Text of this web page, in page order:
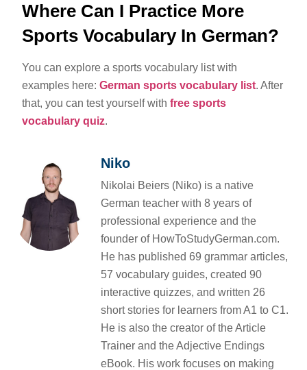
Where Can I Practice More
Sports Vocabulary In German?
You can explore a sports vocabulary list with
examples here:German sports vocabulary list. After
that, you can test yourself withfree sports
vocabulary quiz.
Niko
Nikolai Beiers (Niko) is a native
German teacher with 8 years of
professional experience and the
founder of HowToStudyGerman.com.
He has published 69 grammar articles,
57 vocabulary guides, created 90
interactive quizzes, and written 26
short stories for learners from A1 to C1.
He is also the creator of the Article
Trainer and the Adjective Endings
eBook. His work focuses on making